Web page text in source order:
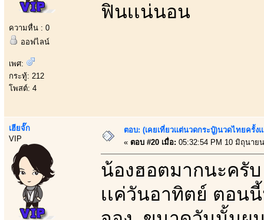
ความหื่น : 0
ออฟไลน์
เพศ:
กระทู้: 212
โพสต์: 4
ฟินเเน่นอน
เฮียจั๊ก
VIP
ตอบ: (เคยเที่ยวเเต่นวดกระปู๋)นวดไทยครั้ง
« ตอบ #20 เมื่อ: 05:32:54 PM 10 มิถุนาย
น้องฮอตมากนะครั
เเค่วันอาทิตย์ ตอน